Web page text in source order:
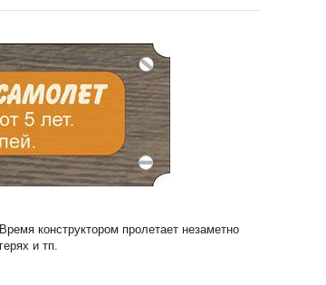
конструктором пролетает незаметно
и тп.